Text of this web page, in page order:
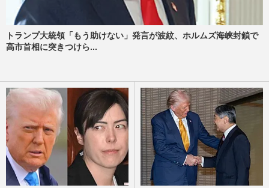
トランプ大統領「もう助けない」発言が波紋、ホルムズ海峡封鎖で
高市首相に突きつけら...